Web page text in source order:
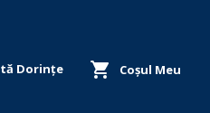
Coșul Meu
Dorințe